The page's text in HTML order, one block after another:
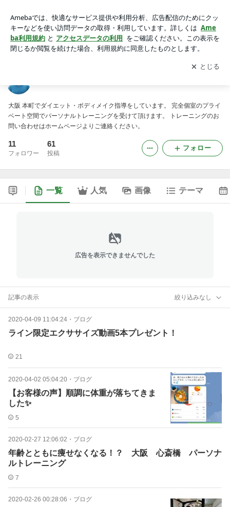
アプリをダウンロードして ブログの更新通知
を受け取りまし
ょう。
開く
大阪 本町でダイエット・ボディメイク指導をしています。 完全個室のプライ
ベート空間でパーソナルトレーニングを受けて頂けます。 トレーニングのお
問い合わせはホームページよりご連絡ください。
11
フォロワー
61
投稿
フォロー
一覧 人気 画像 テーマ
広告を表示できませんでした
記事の表示 絞り込みなし
2020-04-09 11:04:24 ・ ブログ
ライン限定エクササイズ動画5本プレゼント！
21
2020-04-02 05:04:20 ・ ブログ
【お客様の声】順調に体重が落ちてきま
した✨
5
2020-02-27 12:06:02 ・ ブログ
年齢とともに痩せなくなる！？ 大阪 心斎橋 パーソナ
ルトレーニング
7
2020-02-26 00:28:06 ・ ブログ